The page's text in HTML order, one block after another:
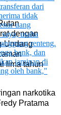
dengan
Undang
lima tahun
narkotika
Pratama